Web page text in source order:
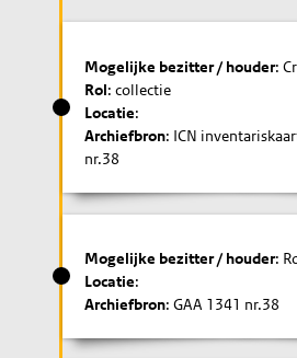
Mogelijke bezitter / houder:
Rol: collectie
Locatie:
Archiefbron: ICN
nr.38
Mogelijke bezitter / houder:
Locatie:
Archiefbron: GAA 1341 nr.38